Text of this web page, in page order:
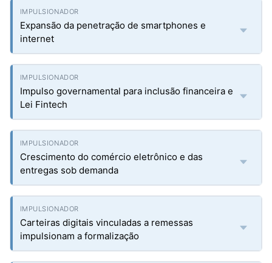
Expansão da penetração de smartphones e
internet
Impulso governamental para inclusão financeira e
Lei Fintech
Crescimento do comércio eletrônico e das
entregas sob demanda
Carteiras digitais vinculadas a remessas
impulsionam a formalização